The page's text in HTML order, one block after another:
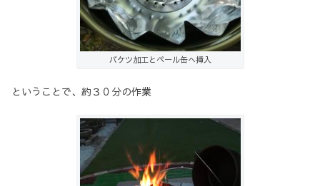
バケツ加工とペール缶へ挿入
ということで、約３０分の作業